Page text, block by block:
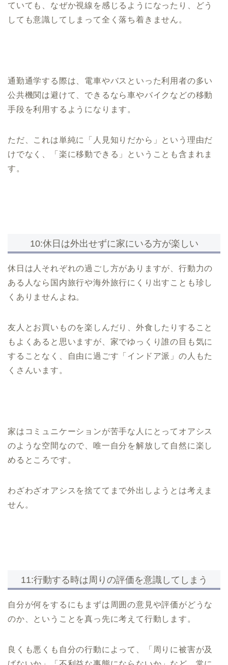
ていても、なぜか視線を感じるようになったり、どう
しても意識してしまって全く落ち着きません。
通勤通学する際は、電車やバスといった利用者の多い
公共機関は避けて、できるなら車やバイクなどの移動
手段を利用するようになります。
ただ、これは単純に「人見知りだから」という理由だ
けでなく、「楽に移動できる」ということも含まれま
す。
10:休日は外出せずに家にいる方が楽しい
休日は人それぞれの過ごし方がありますが、行動力の
ある人なら国内旅行や海外旅行にくり出すことも珍し
くありませんよね。
友人とお買いものを楽しんだり、外食したりすること
もよくあると思いますが、家でゆっくり誰の目も気に
することなく、自由に過ごす「インドア派」の人もた
くさんいます。
家はコミュニケーションが苦手な人にとってオアシス
のような空間なので、唯一自分を解放して自然に楽し
めるところです。
わざわざオアシスを捨ててまで外出しようとは考えま
せん。
11:行動する時は周りの評価を意識してしまう
自分が何をするにもまずは周囲の意見や評価がどうな
のか、ということを真っ先に考えて行動します。
良くも悪くも自分の行動によって、「周りに被害が及